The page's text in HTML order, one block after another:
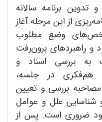
برنامه سالانه
از این مرحله آغاز
وضع مطلوب
راهبردهای برون‌رفت
به بررسی اسناد و
هم‌فکری در جلسه،
بررسی و تعیین
علل و عوامل
ضروری است. پس از